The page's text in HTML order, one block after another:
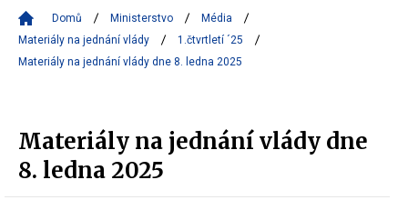
Domů Ministerstvo
Média
Materiály na jednání vlády
1.čtvrtletí ´25
Materiály na jednání vlády dne 8. ledna 2025
Materiály na jednání vlády dne
8. ledna 2025